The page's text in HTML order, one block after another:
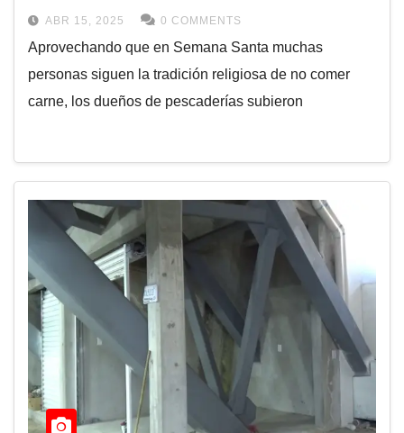
ABR 15, 2025 0 COMMENTS
Aprovechando que en Semana Santa muchas
personas siguen la tradición religiosa de no comer
carne, los dueños de pescaderías subieron